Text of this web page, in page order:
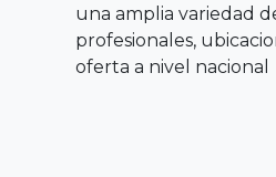
una amplia variedad
profesionales,
oferta a nivel nacional